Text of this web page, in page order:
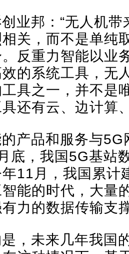
业邦：“无人机
关，而不是单纯
反重力智能以业
的系统工具，无
具之一，并不是
还有云、边计算
产品和服务与5G
底，我国5G基站
11月，我国累计
能的时代，大量
力的数据传输支
，未来几年我国